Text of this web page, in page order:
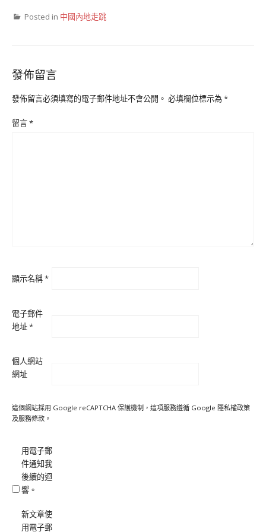
Posted in 中國內地走跳
發佈留言
發佈留言必須填寫的電子郵件地址不會公開。 必填欄位標示為*
留言*
顯示名稱*
電子郵件
地址*
個人網站
網址
這個網站採用 Google reCAPTCHA 保護機制，這項服務遵循 Google 隱私權政策
及服務條款 。
用電子郵
件通知我
後續的迴
響。
新文章使
用電子郵